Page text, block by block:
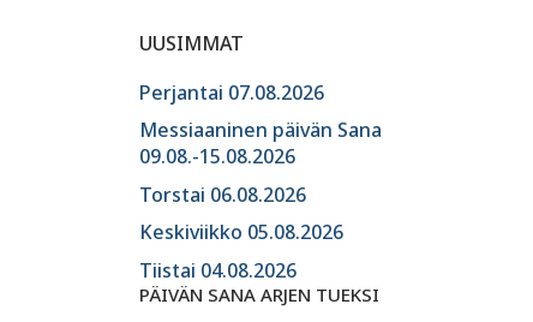
UUSIMMAT
Perjantai 07.08.2026
Messiaaninen päivän Sana
09.08.-15.08.2026
Torstai 06.08.2026
Keskiviikko 05.08.2026
Tiistai 04.08.2026
PÄIVÄN SANA ARJEN TUEKSI